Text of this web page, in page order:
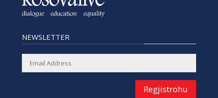
NEWSLETTER
Regjistrohu